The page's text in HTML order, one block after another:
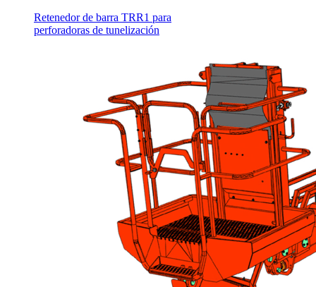
Retenedor de barra TRR1 para
perforadoras de tunelización